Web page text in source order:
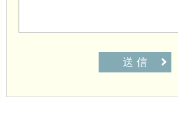
送 信